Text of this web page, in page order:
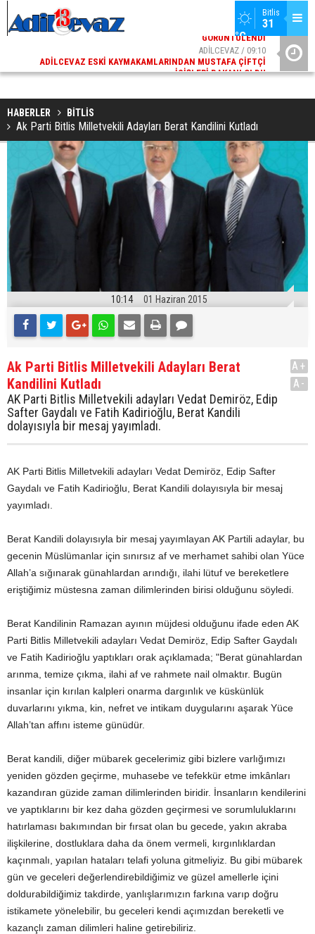
Bitlis
31
°C
ADİLCEVAZ / 09:10
ADILCEVAZ ESKI KAYMAKAMLARINDAN MUSTAFA ÇIFTÇI
İÇIŞLERI BAKANI OLDU
HABERLER BİTLİS
Ak Parti Bitlis Milletvekili Adayları Berat Kandilini Kutladı
10:14 01 Haziran 2015
Ak Parti Bitlis Milletvekili Adayları Berat
Kandilini Kutladı
AK Parti Bitlis Milletvekili adayları Vedat Demiröz, Edip
Safter Gaydalı ve Fatih Kadirioğlu, Berat Kandili
dolayısıyla bir mesaj yayımladı.
A+
A-
AK Parti Bitlis Milletvekili adayları Vedat Demiröz, Edip Safter
Gaydalı ve Fatih Kadirioğlu, Berat Kandili dolayısıyla bir mesaj
yayımladı.
Berat Kandili dolayısıyla bir mesaj yayımlayan AK Partili adaylar, bu
gecenin Müslümanlar için sınırsız af ve merhamet sahibi olan Yüce
Allah’a sığınarak günahlardan arındığı, ilahi lütuf ve bereketlere
eriştiğimiz müstesna zaman dilimlerinden birisi olduğunu söyledi.
Berat Kandilinin Ramazan ayının müjdesi olduğunu ifade eden AK
Parti Bitlis Milletvekili adayları Vedat Demiröz, Edip Safter Gaydalı
ve Fatih Kadirioğlu yaptıkları orak açıklamada; "Berat günahlardan
arınma, temize çıkma, ilahi af ve rahmete nail olmaktır. Bugün
insanlar için kırılan kalpleri onarma dargınlık ve küskünlük
duvarlarını yıkma, kin, nefret ve intikam duygularını aşarak Yüce
Allah’tan affını isteme günüdür.
Berat kandili, diğer mübarek gecelerimiz gibi bizlere varlığımızı
yeniden gözden geçirme, muhasebe ve tefekkür etme imkânları
kazandıran güzide zaman dilimlerinden biridir. İnsanların kendilerini
ve yaptıklarını bir kez daha gözden geçirmesi ve sorumluluklarını
hatırlaması bakımından bir fırsat olan bu gecede, yakın akraba
ilişkilerine, dostluklara daha da önem vermeli, kırgınlıklardan
kaçınmalı, yapılan hataları telafi yoluna gitmeliyiz. Bu gibi mübarek
gün ve geceleri değerlendirebildiğimiz ve güzel amellerle içini
doldurabildiğimiz takdirde, yanlışlarımızın farkına varıp doğru
istikamete yönelebilir, bu geceleri kendi açımızdan bereketli ve
kazançlı zaman dilimleri haline getirebiliriz.